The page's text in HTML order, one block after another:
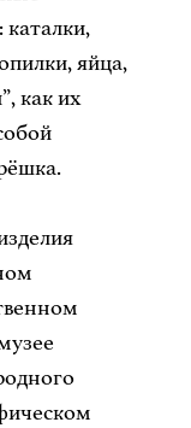
яйца,
как их